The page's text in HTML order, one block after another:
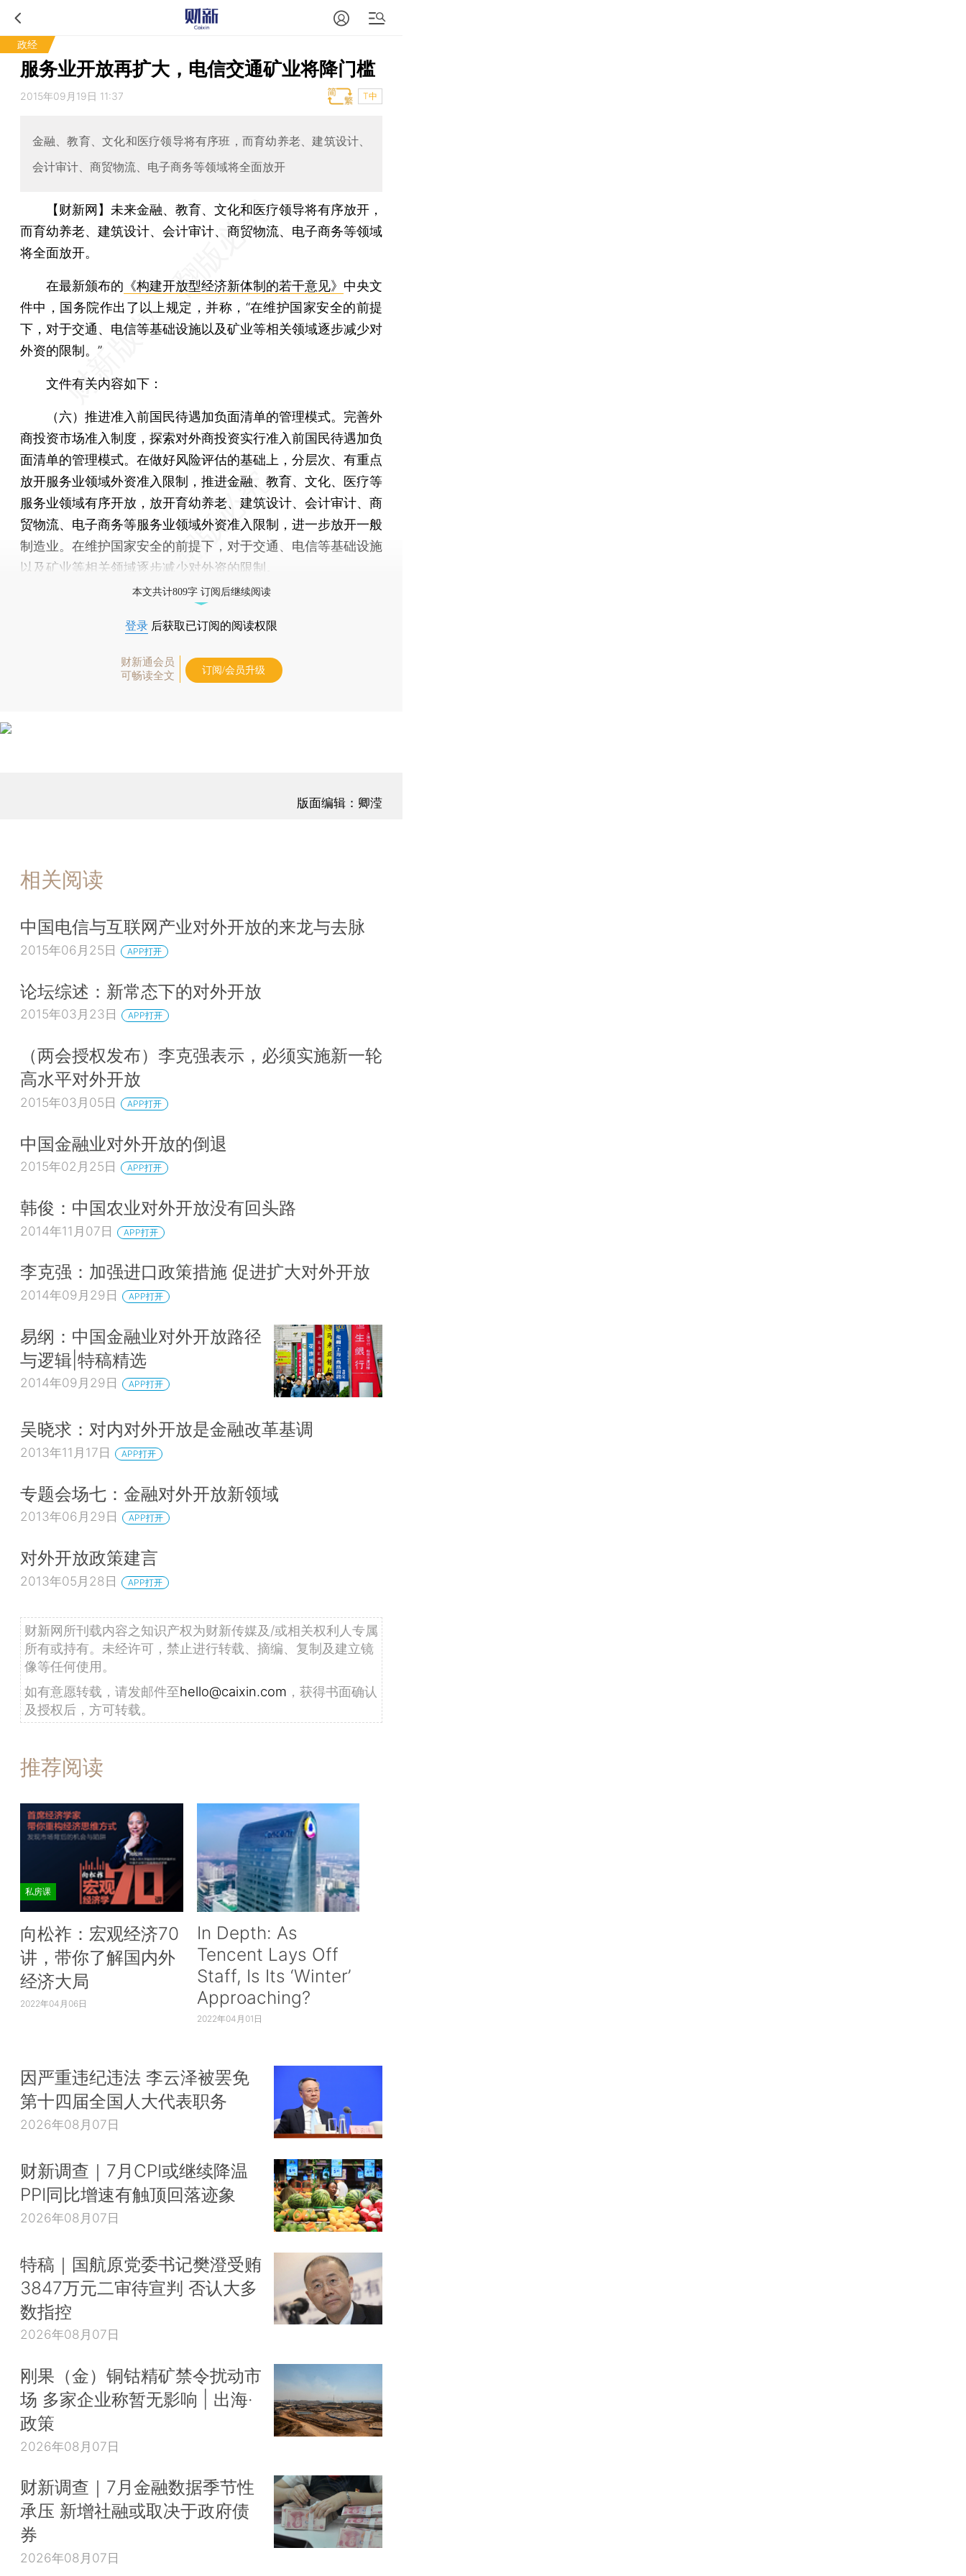
政经
服务业开放再扩大，电信交通矿业将降门槛
2015年09月19日 11:37 T中
金融、教育、文化和医疗领导将有序班，而育幼养老、建筑设计、
会计审计、商贸物流、电子商务等领域将全面放开
【财新网】未来金融、教育、文化和医疗领导将有序放开，
而育幼养老、建筑设计、会计审计、商贸物流、电子商务等领域
将全面放开。
在最新颁布的 《构建开放型经济新体制的若干意见》 中央文
件中，国务院作出了以上规定，并称，“在维护国家安全的前提
下，对于交通、电信等基础设施以及矿业等相关领域逐步减少对
外资的限制。”
文件有关内容如下：
（六）推进准入前国民待遇加负面清单的管理模式。完善外
商投资市场准入制度，探索对外商投资实行准入前国民待遇加负
面清单的管理模式。在做好风险评估的基础上，分层次、有重点
放开服务业领域外资准入限制，推进金融、教育、文化、医疗等
服务业领域有序开放，放开育幼养老、建筑设计、会计审计、商
贸物流、电子商务等服务业领域外资准入限制，进一步放开一般
制造业。在维护国家安全的前提下，对于交通、电信等基础设施
以及矿业等相关领域逐步减少对外资的限制。
本文共计809字 订阅后继续阅读
登录 后获取已订阅的阅读权限
财新通会员
可畅读全文
订阅/会员升级
版面编辑：卿滢
相关阅读
中国电信与互联网产业对外开放的来龙与去脉
2015年06月25日 APP打开
论坛综述：新常态下的对外开放
2015年03月23日 APP打开
（两会授权发布）李克强表示，必须实施新一轮
高水平对外开放
2015年03月05日 APP打开
中国金融业对外开放的倒退
2015年02月25日 APP打开
韩俊：中国农业对外开放没有回头路
2014年11月07日 APP打开
李克强：加强进口政策措施 促进扩大对外开放
2014年09月29日 APP打开
易纲：中国金融业对外开放路径
与逻辑|特稿精选
2014年09月29日 APP打开
吴晓求：对内对外开放是金融改革基调
2013年11月17日 APP打开
专题会场七：金融对外开放新领域
2013年06月29日 APP打开
对外开放政策建言
2013年05月28日 APP打开
财新网所刊载内容之知识产权为财新传媒及/或相关权利人专属
所有或持有。未经许可，禁止进行转载、摘编、复制及建立镜
像等任何使用。
如有意愿转载，请发邮件至hello@caixin.com ，获得书面确认
及授权后，方可转载。
推荐阅读
私房课
向松祚：宏观经济70
讲，带你了解国内外
经济大局
2022年04月06日
In Depth: As
Tencent Lays Off
Staff, Is Its ‘Winter’
Approaching?
2022年04月01日
因严重违纪违法 李云泽被罢免
第十四届全国人大代表职务
2026年08月07日
财新调查｜7月CPI或继续降温
PPI同比增速有触顶回落迹象
2026年08月07日
特稿｜国航原党委书记樊澄受贿
3847万元二审待宣判 否认大多
数指控
2026年08月07日
刚果（金）铜钴精矿禁令扰动市
场 多家企业称暂无影响 | 出海·
政策
2026年08月07日
财新调查｜7月金融数据季节性
承压 新增社融或取决于政府债
券
2026年08月07日